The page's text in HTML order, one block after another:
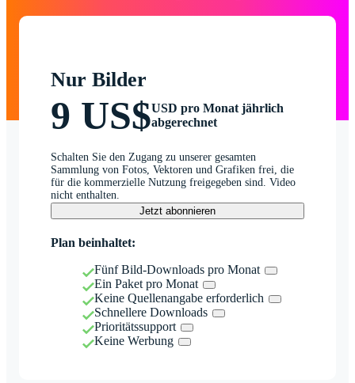
Nur Bilder
9 US$USD pro Monat jährlich
abgerechnet
Schalten Sie den Zugang zu unserer gesamten
Sammlung von Fotos, Vektoren und Grafiken frei, die
für die kommerzielle Nutzung freigegeben sind. Video
nicht enthalten.
Jetzt abonnieren
Plan beinhaltet:
Fünf Bild-Downloads pro Monat
Ein Paket pro Monat
Keine Quellenangabe erforderlich
Schnellere Downloads
Prioritätssupport
Keine Werbung